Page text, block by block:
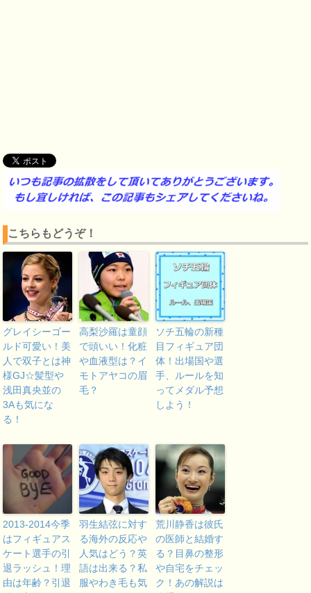
こちらもどうぞ！
グレイシーゴー
ルド可愛い！美
人で双子とは神
様GJ☆髪型や
浅田真央並の
3Aも気にな
る！
高梨沙羅は童顔
で頭いい！化粧
や血液型は？イ
モトアヤコの眉
毛？
ソチ五輪の新種
目フィギュア団
体！出場国や選
手、ルールを知
ってメダル予想
しよう！
2013-2014今季
はフィギュアス
ケート選手の引
退ラッシュ！理
由は年齢？引退
羽生結弦に対す
る海外の反応や
人気はどう？英
語は出来る？私
服やわき毛も気
荒川静香は彼氏
の医師と結婚す
る？目鼻の整形
や自宅をチェッ
ク！あの解説は